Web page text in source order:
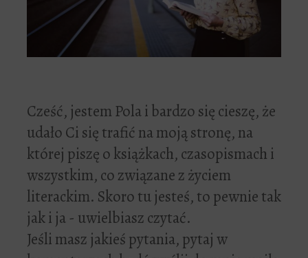
Cześć, jestem Pola i bardzo się cieszę, że
udało Ci się trafić na moją stronę, na
której piszę o książkach, czasopismach i
wszystkim, co związane z życiem
literackim. Skoro tu jesteś, to pewnie tak
jak i ja - uwielbiasz czytać.
Jeśli masz jakieś pytania, pytaj w